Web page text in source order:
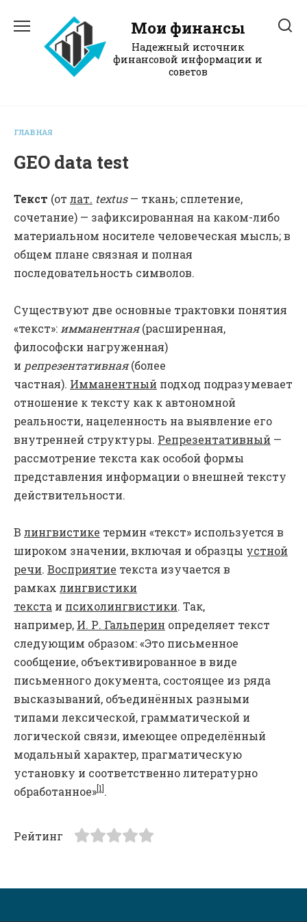
содержанию
Мои финансы
Надежный источник
финансовой информации и
советов
ГЛАВНАЯ
GEO data test
Текст (от лат. textus— ткань; сплетение,
сочетание) — зафиксированная на каком-либо
материальном носителе человеческая мысль; в
общем плане связная и полная
последовательность символов.
Существуют две основные трактовки понятия
«текст»: имманентная(расширенная,
философски нагруженная)
и репрезентативная(более
частная). Имманентный подход подразумевает
отношение к тексту как к автономной
реальности, нацеленность на выявление его
внутренней структуры. Репрезентативный —
рассмотрение текста как особой формы
представления информации о внешней тексту
действительности.
В лингвистике термин «текст» используется в
широком значении, включая и образцы устной
речи. Восприятие текста изучается в
рамках лингвистики
текста и психолингвистики. Так,
например, И. Р. Гальперин определяет текст
следующим образом: «Это письменное
сообщение, объективированное в виде
письменного документа, состоящее из ряда
высказываний, объединённых разными
типами лексической, грамматической и
логической связи, имеющее определённый
модальный характер, прагматическую
установку и соответственно литературно
обработанное»[1].
Рейтинг